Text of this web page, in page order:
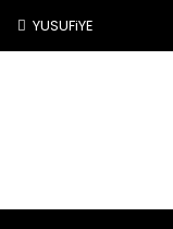
YUSUFiYE